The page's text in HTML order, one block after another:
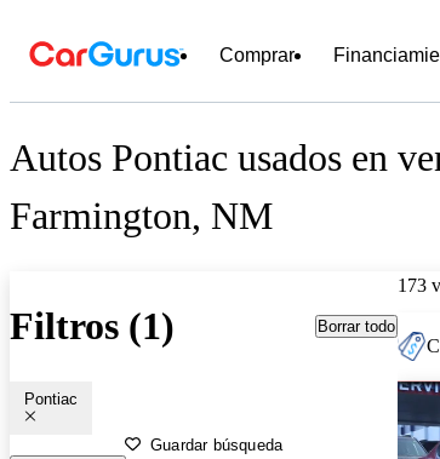
Comprar
Autos Pontiac usados en
Farmington, NM
Filtros (1) Borrar todo
Pontiac
Guardar búsqueda
173